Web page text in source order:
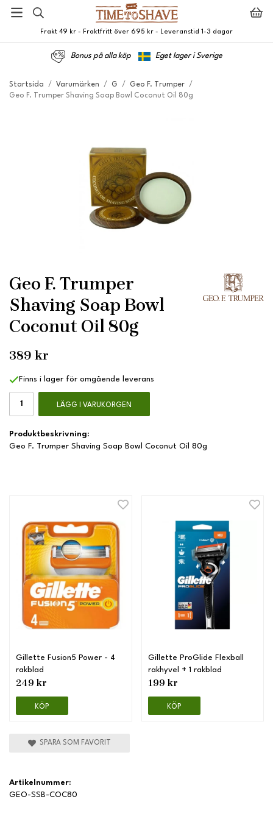
Frakt 49 kr - Fraktfritt över 695 kr - Leveranstid 1-3 dagar
Bonus på alla köp Eget lager i Sverige
Startsida / Varumärken / G / Geo F. Trumper
/
Geo F. Trumper Shaving Soap Bowl Coconut Oil 80g
Geo F. Trumper
Shaving Soap Bowl
Coconut Oil 80g
389 kr
Finns i lager för omgående leverans
LÄGG I VARUKORGEN
Produktbeskrivning:
Geo F. Trumper Shaving Soap Bowl Coconut Oil 80g
Gillette Fusion5 Power - 4
rakblad
249 kr
KÖP
Gillette ProGlide Flexball
rakhyvel + 1 rakblad
199 kr
KÖP
SPARA SOM FAVORIT
Artikelnummer:
GEO-SSB-COC80